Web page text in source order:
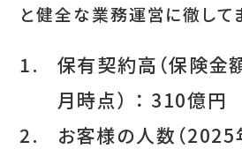
と健全な業務運営に徹して
1.
保有契約高（保険金
月時点） ： 310億円
2.
お客様の人数（2025